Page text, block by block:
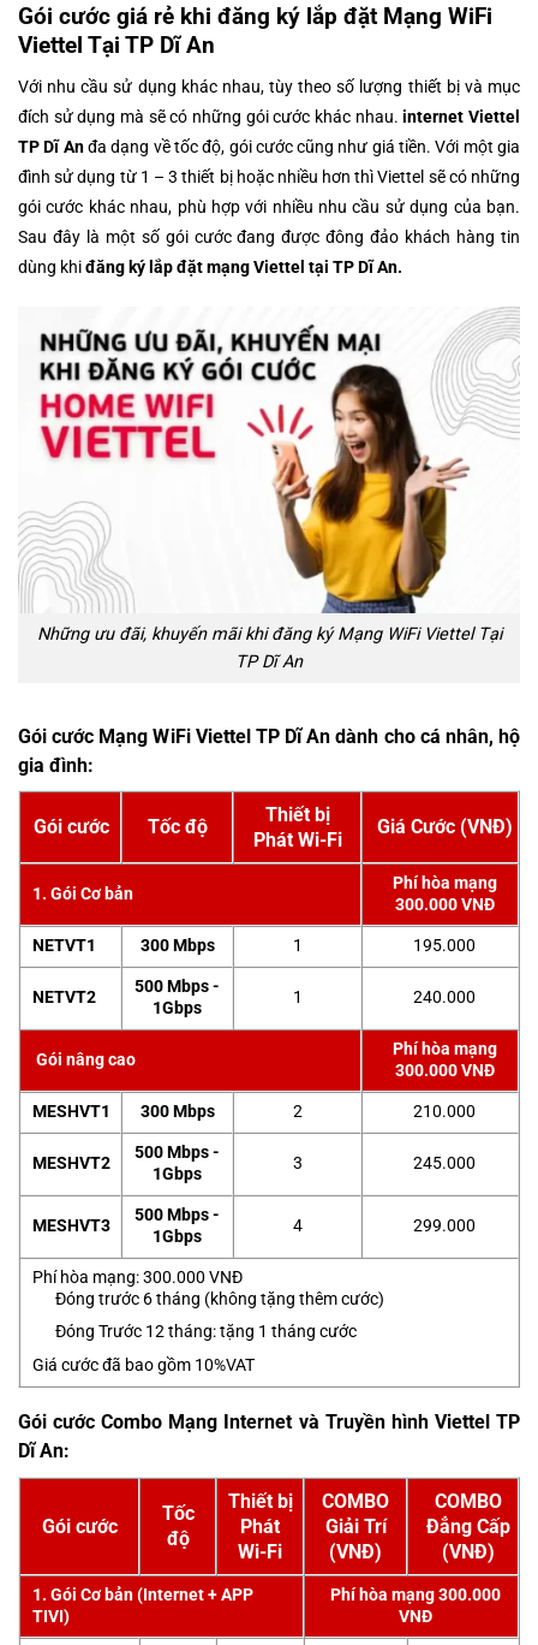
Gói cước giá rẻ khi đăng ký lắp đặt Mạng WiFi
Viettel Tại TP Dĩ An
Với nhu cầu sử dụng khác nhau, tùy theo số lượng thiết bị và mục
đích sử dụng mà sẽ có những gói cước khác nhau.internet Viettel
TP Dĩ Anđa dạng về tốc độ, gói cước cũng như giá tiền. Với một gia
đình sử dụng từ 1 – 3 thiết bị hoặc nhiều hơn thì Viettel sẽ có những
gói cước khác nhau, phù hợp với nhiều nhu cầu sử dụng của bạn.
Sau đây là một số gói cước đang được đông đảo khách hàng tin
dùng khiđăng ký lắp đặt mạng Viettel tại TP Dĩ An.
Những ưu đãi, khuyến mãi khi đăng ký Mạng WiFi Viettel Tại
TP Dĩ An
Gói cước Mạng WiFi Viettel TP Dĩ An dành cho cá nhân, hộ
gia đình:
Gói cước Tốc độ
Thiết bị
Phát Wi-Fi
Giá Cước (VNĐ)
1. Gói Cơ bản
Phí hòa mạng
300.000 VNĐ
NETVT1
300 Mbps 1 195.000
NETVT2
500 Mbps -
1Gbps
1 240.000
Gói nâng cao
Phí hòa mạng
300.000 VNĐ
MESHVT1
300 Mbps 2 210.000
MESHVT2
500 Mbps -
1Gbps
3 245.000
MESHVT3
500 Mbps -
1Gbps
4 299.000
Phí hòa mạng: 300.000 VNĐ
Đóng trước 6 tháng (không tặng thêm cước)
Đóng Trước 12 tháng: tặng 1 tháng cước
Giá cước đã bao gồm 10%VAT
Gói cước Combo Mạng Internet và Truyền hình Viettel TP
Dĩ An:
Gói cước
Tốc
độ
Thiết bị
Phát
Wi-Fi
COMBO
Giải Trí
(VNĐ)
COMBO
Đẳng Cấp
(VNĐ)
1. Gói Cơ bản (Internet + APP
TIVI)
Phí hòa mạng 300.000
VNĐ